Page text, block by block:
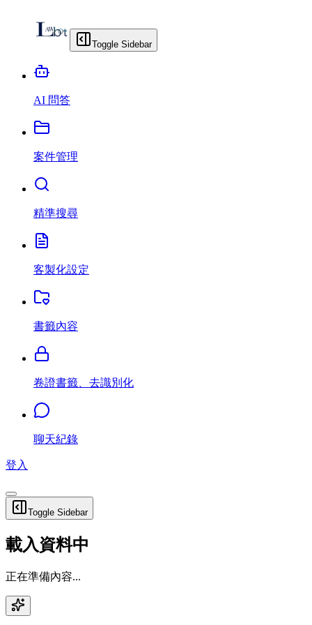
Toggle Sidebar
AI 問答
案件管理
精準搜尋
客製化設定
書籤內容
卷證書籤、去識別化
聊天紀錄
登入
Toggle Sidebar
載入資料中
正在準備內容...